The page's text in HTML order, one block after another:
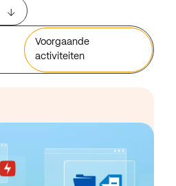
Voorgaande
activiteiten